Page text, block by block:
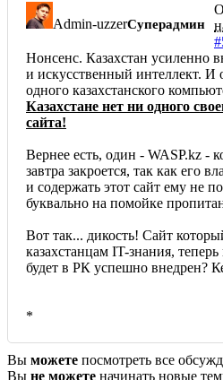
Admin-uzzerСуперадмин
Нонсенс. Казахстан усиленно
и искусственный интеллект. И
одного казахстанского
Казахстане нет ни одного
сайта!
Вернее есть, один - WASP.kz -
завтра закроется, так как его
и содержать этот сайт ему не
буквально на помойке
Вот так... дикость! Сайт
казахстанцам IT-знания,
будет в РК успешно внедрен?
*
Вы можете посмотреть все
Вы не можете начинать новые